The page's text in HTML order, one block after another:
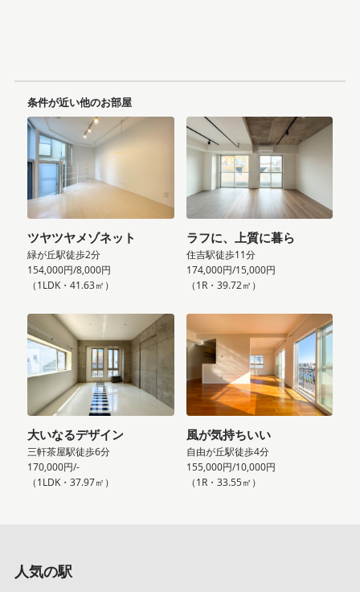
条件が近い他のお部屋
ツヤツヤメゾネット
緑が丘駅徒歩2分
154,000円/8,000円
（1LDK・41.63㎡）
ラフに、上質に暮ら
住吉駅徒歩11分
174,000円/15,000円
（1R・39.72㎡）
大いなるデザイン
三軒茶屋駅徒歩6分
170,000円/-
（1LDK・37.97㎡）
風が気持ちいい
自由が丘駅徒歩4分
155,000円/10,000円
（1R・33.55㎡）
人気の駅